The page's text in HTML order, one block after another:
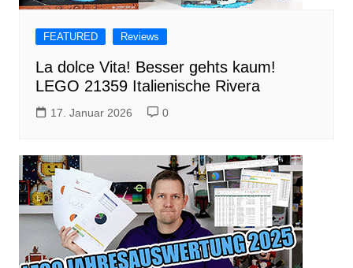
FEATURED Reviews
La dolce Vita! Besser gehts kaum!
LEGO 21359 Italienische Rivera
17. Januar 2026 0